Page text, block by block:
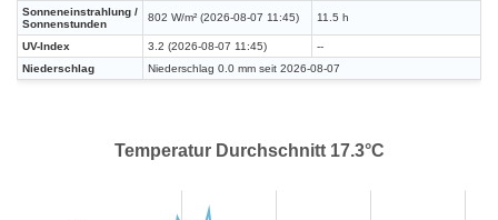
Sonneneinstrahlung /
Sonnenstunden
802 W/m² (2026-08-07 11:45) 11.5 h
UV-Index 3.2 (2026-08-07 11:45)
--
Niederschlag
Niederschlag 0.0 mm seit 2026-08-07
Temperatur Durchschnitt 17.3°C